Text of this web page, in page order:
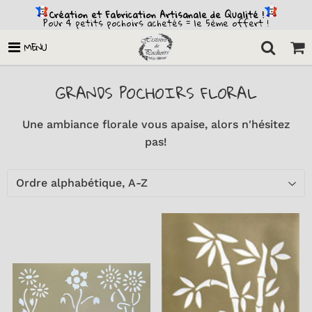
Création et Fabrication Artisanale de Qualité !
Pour 4 petits pochoirs achetés = le 5ème offert !
MENU
GRANDS POCHOIRS FLORAL
Une ambiance florale vous apaise, alors n'hésitez
pas!